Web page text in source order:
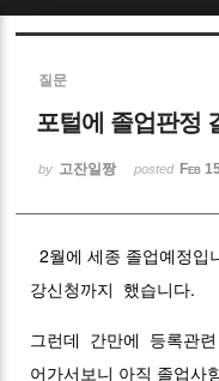
질문
포털에 졸업판정
by 고잔일짱 posted Feb
2월에 세종 졸업예정
강신청까지 했습니다.
그런데 간만에 등록관
어가서보니 아직 졸업